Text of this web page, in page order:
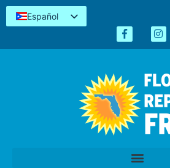
Español
Kreyòl